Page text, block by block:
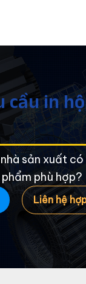
cầu in
sản xuất
phù hợp?
Liên hệ